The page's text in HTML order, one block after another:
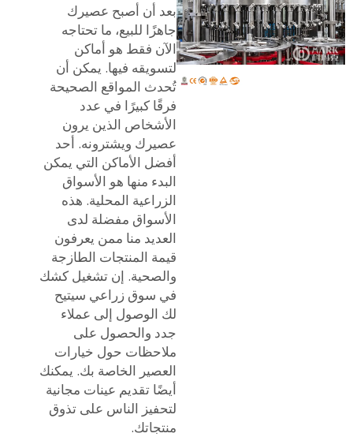
بعد أن أصبح عصيرك
جاهزًا للبيع، ما تحتاجه
الآن فقط هو أماكن
لتسويقه فيها. يمكن أن
تُحدث المواقع الصحيحة
فرقًا كبيرًا في عدد
الأشخاص الذين يرون
عصيرك ويشترونه. أحد
أفضل الأماكن التي يمكن
البدء منها هو الأسواق
الزراعية المحلية. هذه
الأسواق مفضلة لدى
العديد منا ممن يعرفون
قيمة المنتجات الطازجة
والصحية. إن تشغيل كشك
في سوق زراعي سيتيح
لك الوصول إلى عملاء
جدد والحصول على
ملاحظات حول خيارات
العصير الخاصة بك. يمكنك
أيضًا تقديم عينات مجانية
لتحفيز الناس على تذوق
منتجاتك.